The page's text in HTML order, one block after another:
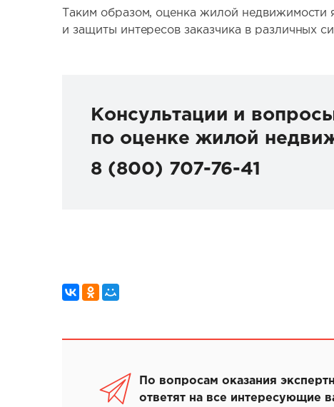
Таким образом, оценка жилой недвижимости
и защиты интересов заказчика в различных
Консультации и
по оценке жилой
8 (800) 707-76-41
По вопросам оказания
ответят на все интересующие